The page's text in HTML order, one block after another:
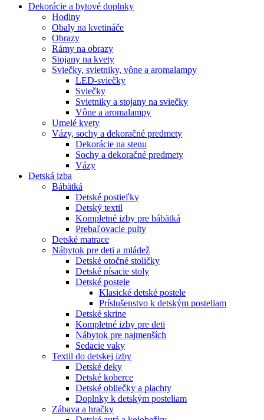
Dekorácie a bytové doplnky
Hodiny
Obaly na kvetináče
Obrazy
Rámy na obrazy
Stojany na kvety
Sviečky, svietniky, vône a aromalampy
LED-sviečky
Sviečky
Svietniky a stojany na sviečky
Vône a aromalampy
Umelé kvety
Vázy, sochy a dekoračné predmety
Dekorácie na stenu
Sochy a dekoračné predmety
Vázy
Detská izba
Bábätká
Detské postieľky
Detský textil
Kompletné izby pre bábätká
Prebaľovacie pulty
Detské matrace
Nábytok pre deti a mládež
Detské otočné stoličky
Detské písacie stoly
Detské postele
Klasické detské postele
Príslušenstvo k detským posteliam
Detské skrine
Kompletné izby pre deti
Nábytok pre najmenších
Sedacie vaky
Textil do detskej izby
Detské deky
Detské koberce
Detské obliečky a plachty
Doplnky k detským posteliam
Zábava a hračky